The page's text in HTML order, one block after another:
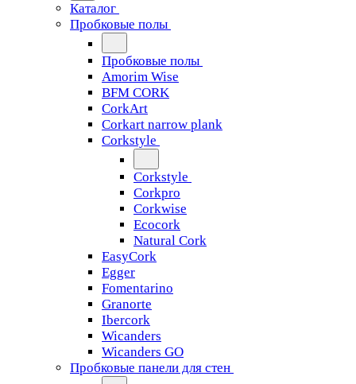
Каталог
Пробковые полы
Пробковые полы
Amorim Wise
BFM CORK
CorkArt
Corkart narrow plank
Corkstyle
Corkstyle
Corkpro
Corkwise
Ecocork
Natural Cork
EasyCork
Egger
Fomentarino
Granorte
Ibercork
Wicanders
Wicanders GO
Пробковые панели для стен